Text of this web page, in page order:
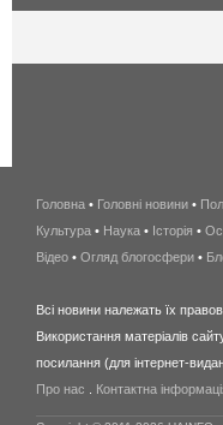
Головна • Головні новини •
Культура • Наука • Історія •
Відео • Огляд блогосфери •
Всі новини належать їх
Використання матеріалів
посилання (для інтернет-
Про нас
Контактна